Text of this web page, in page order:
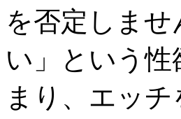
を否定しま
い」という
まり、エッ